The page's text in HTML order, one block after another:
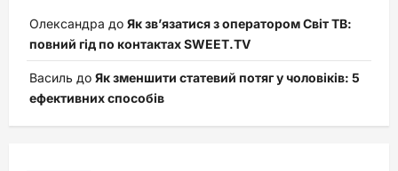
Олександра до Як зв’язатися з оператором Світ ТВ:
повний гід по контактах SWEET.TV
Василь до Як зменшити статевий потяг у чоловіків: 5
ефективних способів